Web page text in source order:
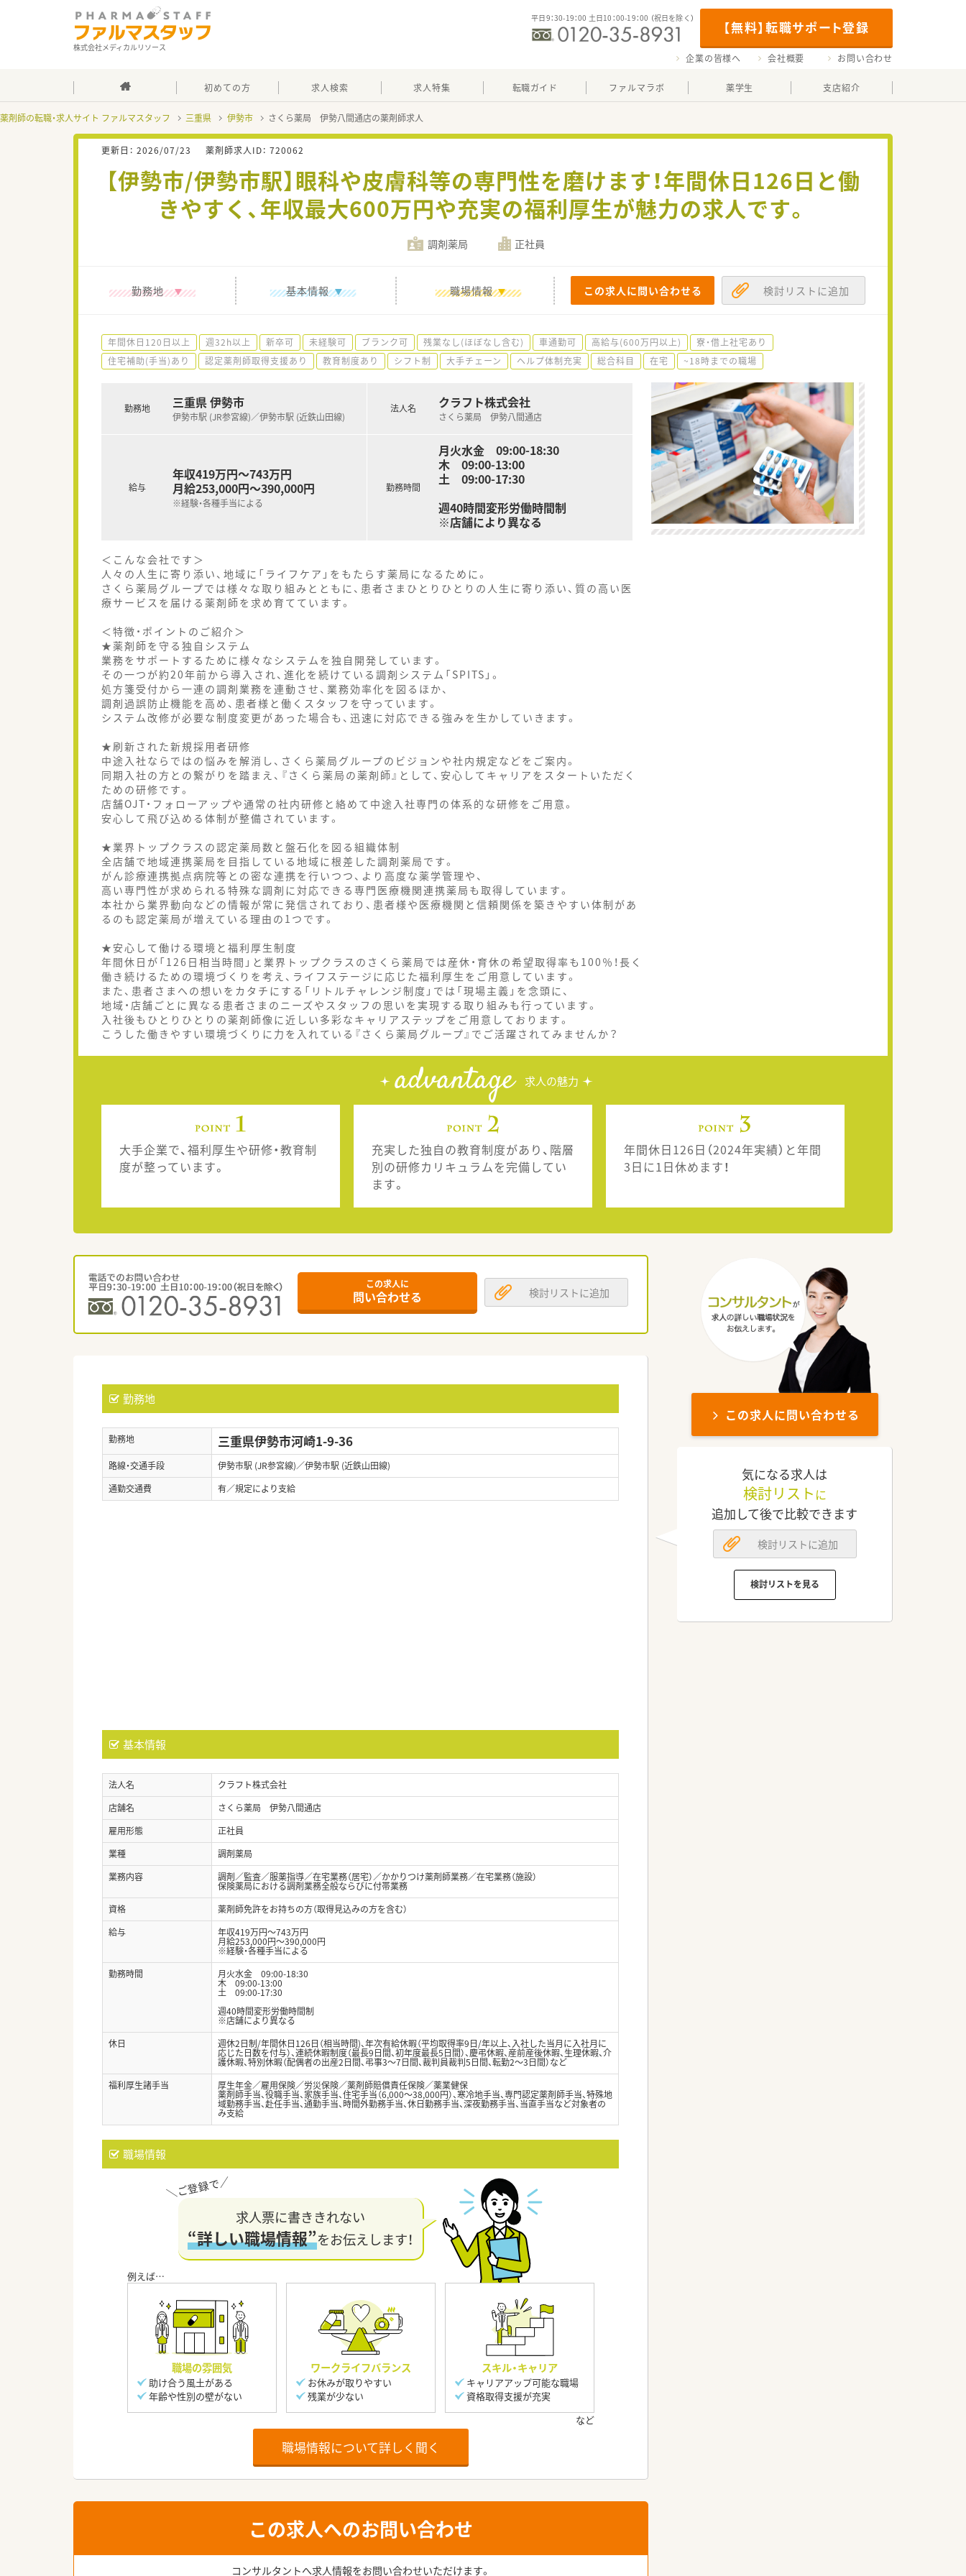
株式会社メディカルリソース
【無料】転職サポート登録
平日9：30-19：00 土日10：00-19：00 （祝日を除く）
企業の皆様へ 会社概要 お問い合わせ
初めての方 求人検索 求人特集 転職ガイド ファルマラボ 薬学生 支店紹介
薬剤師の転職・求人サイト ファルマスタッフ 三重県 伊勢市 さくら薬局 伊勢八間通店の薬剤師求人
更新日： 2026/07/23 薬剤師求人ID： 720062
【伊勢市/伊勢市駅】眼科や皮膚科等の専門性を磨けます！年間休日126日と働
きやすく、年収最大600万円や充実の福利厚生が魅力の求人です。
調剤薬局 正社員
勤務地 基本情報 職場情報 この求人に問い合わせる 検討リストに追加
年間休日120日以上 週32h以上 新卒可 未経験可 ブランク可 残業なし(ほぼなし含む) 車通勤可 高給与(600万円以上)
寮・借上社宅あり
住宅補助(手当)あり
認定薬剤師取得支援あり 教育制度あり シフト制 大手チェーン ヘルプ体制充実 総合科目 在宅 ~18時までの職場
勤務地 三重県 伊勢市
伊勢市駅 (JR参宮線)／伊勢市駅 (近鉄山田線)
給与
年収419万円～743万円
月給253,000円～390,000円
※経験・各種手当による
法人名 クラフト株式会社
さくら薬局 伊勢八間通店
勤務時間
月火水金 09:00-18:30
木 09:00-13:00
土 09:00-17:30
週40時間変形労働時間制
※店舗により異なる
＜こんな会社です＞
人々の人生に寄り添い、地域に「ライフケア」をもたらす薬局になるために。
さくら薬局グループでは様々な取り組みとともに、患者さまひとりひとりの人生に寄り添い、質の高い医
療サービスを届ける薬剤師を求め育てています。
＜特徴・ポイントのご紹介＞
★薬剤師を守る独自システム
業務をサポートするために様々なシステムを独自開発しています。
その一つが約20年前から導入され、進化を続けている調剤システム「SPITS」。
処方箋受付から一連の調剤業務を連動させ、業務効率化を図るほか、
調剤過誤防止機能を高め、患者様と働くスタッフを守っています。
システム改修が必要な制度変更があった場合も、迅速に対応できる強みを生かしていきます。
★刷新された新規採用者研修
中途入社ならではの悩みを解消し、さくら薬局グループのビジョンや社内規定などをご案内。
同期入社の方との繋がりを踏まえ、『さくら薬局の薬剤師』として、安心してキャリアをスタートいただく
ための研修です。
店舗OJT・フォローアップや通常の社内研修と絡めて中途入社専門の体系的な研修をご用意。
安心して飛び込める体制が整備されています。
★業界トップクラスの認定薬局数と盤石化を図る組織体制
全店舗で地域連携薬局を目指している地域に根差した調剤薬局です。
がん診療連携拠点病院等との密な連携を行いつつ、より高度な薬学管理や、
高い専門性が求められる特殊な調剤に対応できる専門医療機関連携薬局も取得しています。
本社から業界動向などの情報が常に発信されており、患者様や医療機関と信頼関係を築きやすい体制があ
るのも認定薬局が増えている理由の1つです。
★安心して働ける環境と福利厚生制度
年間休日が「126日相当時間」と業界トップクラスのさくら薬局では産休・育休の希望取得率も100％！長く
働き続けるための環境づくりを考え、ライフステージに応じた福利厚生をご用意しています。
また、患者さまへの想いをカタチにする「リトルチャレンジ制度」では「現場主義」を念頭に、
地域・店舗ごとに異なる患者さまのニーズやスタッフの思いを実現する取り組みも行っています。
入社後もひとりひとりの薬剤師像に近しい多彩なキャリアステップをご用意しております。
こうした働きやすい環境づくりに力を入れている『さくら薬局グループ』でご活躍されてみませんか？
advantage 求人の魅力
大手企業で、福利厚生や研修・教育制
度が整っています。
充実した独自の教育制度があり、階層
別の研修カリキュラムを完備してい
ます。
年間休日126日（2024年実績）と年間
3日に1日休めます！
この求人に
問い合わせる 検討リストに追加
勤務地
勤務地 三重県伊勢市河崎1-9-36
路線・交通手段
伊勢市駅 (JR参宮線)／伊勢市駅 (近鉄山田線)
通勤交通費
有／規定により支給
基本情報
法人名
クラフト株式会社
店舗名
さくら薬局 伊勢八間通店
雇用形態
正社員
業種
調剤薬局
業務内容
調剤／監査／服薬指導／在宅業務（居宅）／かかりつけ薬剤師業務／在宅業務（施設）
保険薬局における調剤業務全般ならびに付帯業務
資格
薬剤師免許をお持ちの方（取得見込みの方を含む）
給与
年収419万円～743万円
月給253,000円～390,000円
※経験・各種手当による
勤務時間
月火水金 09:00-18:30
木 09:00-13:00
土 09:00-17:30
週40時間変形労働時間制
※店舗により異なる
休日
週休2日制/年間休日126日（相当時間)、年次有給休暇（平均取得率9日/年以上、入社した当月に入社月に
応じた日数を付与）、連続休暇制度（最長9日間、初年度最長5日間）、慶弔休暇、産前産後休暇、生理休暇、介
護休暇、特別休暇（配偶者の出産2日間、弔事3～7日間、裁判員裁判5日間、転勤2～3日間）など
福利厚生諸手当
厚生年金／雇用保険／労災保険／薬剤師賠償責任保険／薬業健保
薬剤師手当、役職手当、家族手当、住宅手当（6,000～38,000円）、寒冷地手当、専門認定薬剤師手当、特殊地
域勤務手当、赴任手当、通勤手当、時間外勤務手当、休日勤務手当、深夜勤務手当、当直手当など対象者の
み支給
職場情報
求人票に書ききれない
“詳しい職場情報”をお伝えします！
職場の雰囲気
助け合う風土がある
年齢や性別の壁がない
ワークライフバランス
お休みが取りやすい
残業が少ない
スキル・キャリア
キャリアアップ可能な職場
資格取得支援が充実
職場情報について詳しく聞く
この求人へのお問い合わせ
コンサルタントへ求人情報をお問い合わせいただけます。
この求人に問い合わせる
気になる求人は
検討リスト に
追加して後で比較できます
検討リストに追加
検討リストを見る